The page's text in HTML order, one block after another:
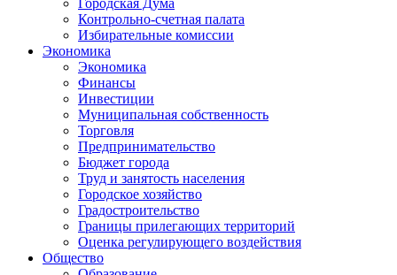
Городская Дума
Контрольно-счетная палата
Избирательные комиссии
Экономика
Экономика
Финансы
Инвестиции
Муниципальная собственность
Торговля
Предпринимательство
Бюджет города
Труд и занятость населения
Городское хозяйство
Градостроительство
Границы прилегающих территорий
Оценка регулирующего воздействия
Общество